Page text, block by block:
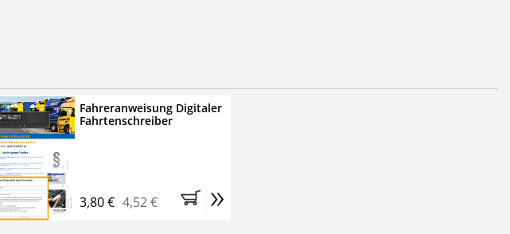
Abo für zwei
Nach 2 Monaten
es
Fahreranweisung Digitaler
Fahrtenschreiber
3,80 € 4,52 € »